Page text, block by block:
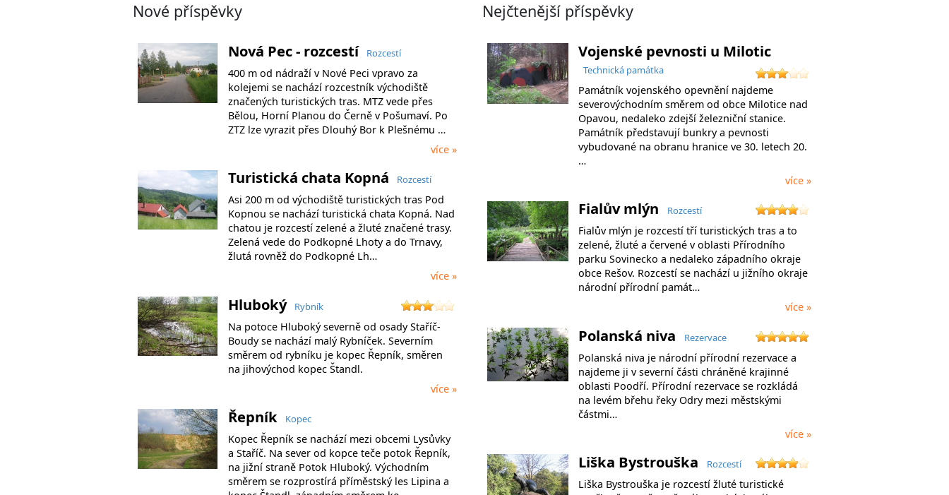
Nové příspěvky
Nová Pec - rozcestí Rozcestí
400 m od nádraží v Nové Peci vpravo za
kolejemi se nachází rozcestník východiště
značených turistických tras. MTZ vede přes
Bělou, Horní Planou do Černě v Pošumaví. Po
ZTZ lze vyrazit přes Dlouhý Bor k Plešnému …
více »
Turistická chata Kopná Rozcestí
Asi 200 m od východiště turistických tras Pod
Kopnou se nachází turistická chata Kopná. Nad
chatou je rozcestí zelené a žluté značené trasy.
Zelená vede do Podkopné Lhoty a do Trnavy,
žlutá rovněž do Podkopné Lh…
více »
Hluboký Rybník
Na potoce Hluboký severně od osady Staříč-
Boudy se nachází malý Rybníček. Severním
směrem od rybníku je kopec Řepník, směren
na jihovýchod kopec Štandl.
více »
Řepník Kopec
Kopec Řepník se nachází mezi obcemi Lysůvky
a Staříč. Na sever od kopce teče potok Řepník,
na jižní straně Potok Hluboký. Východním
směrem se rozprostírá příměstský les Lipina a
Nejčtenější příspěvky
Vojenské pevnosti u Milotic
Technická památka
Památník vojenského opevnění najdeme
severovýchodním směrem od obce Milotice nad
Opavou, nedaleko zdejší železniční stanice.
Památník představují bunkry a pevnosti
vybudované na obranu hranice ve 30. letech 20.
…
více »
Fialův mlýn Rozcestí
Fialův mlýn je rozcestí tří turistických tras a to
zelené, žluté a červené v oblasti Přírodního
parku Sovinecko a nedaleko západního okraje
obce Rešov. Rozcestí se nachází u jižního okraje
národní přírodní památ…
více »
Polanská niva Rezervace
Polanská niva je národní přírodní rezervace a
najdeme ji v severní části chráněné krajinné
oblasti Poodří. Přírodní rezervace se rozkládá
na levém břehu řeky Odry mezi městskými
částmi…
více »
Liška Bystrouška Rozcestí
Liška Bystrouška je rozcestí žluté turistické